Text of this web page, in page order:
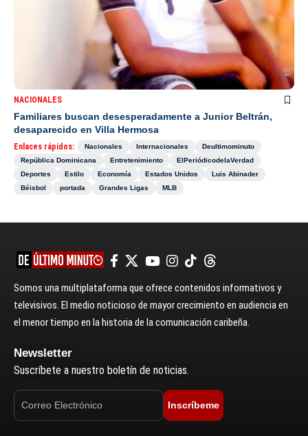
NACIONALES
Familiares buscan desesperadamente a Junior Beltrán,
desaparecido en Villa Hermosa
Enlaces rápidos: Nacionales Internacionales
Deultimominuto
República Dominicana
Entretenimiento
ElPeriódicodelaVerdad
Deportes
Estilo Economía Estados Unidos
Luis Abinader
Béisbol
portada Grandes Ligas MLB
Somos una multiplataforma que ofrece contenidos informativos y
televisivos. El medio noticioso de mayor crecimiento en audiencia en
el menor tiempo en la historia de la comunicación caribeña.
Newsletter
Suscríbete a nuestro boletín de noticias.
Inscríbeme